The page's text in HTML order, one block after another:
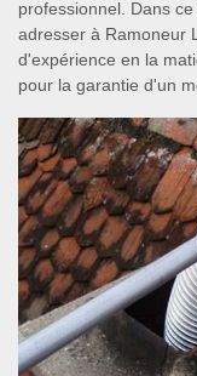
professionnel. Dans
adresser à Ramoneur
d'expérience en la
pour la garantie d'un